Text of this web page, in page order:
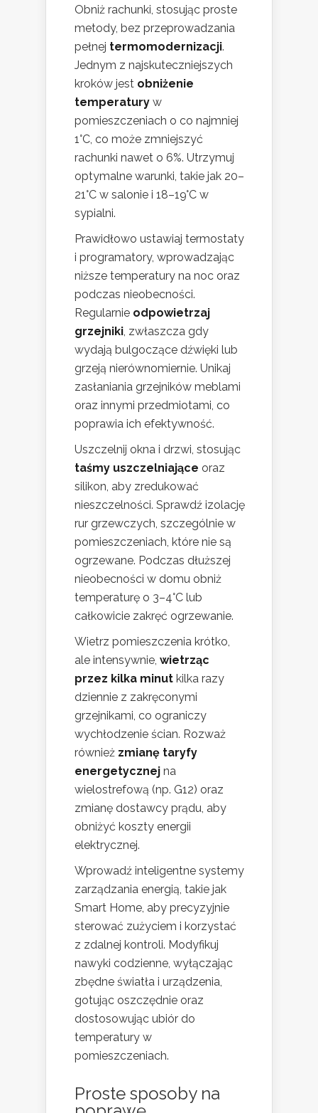
Obniż rachunki, stosując proste
metody, bez przeprowadzania
pełnej termomodernizacji.
Jednym z najskuteczniejszych
kroków jest obniżenie
temperatury w
pomieszczeniach o co najmniej
1°C, co może zmniejszyć
rachunki nawet o 6%. Utrzymuj
optymalne warunki, takie jak 20–
21°C w salonie i 18–19°C w
sypialni.
Prawidłowo ustawiaj termostaty
i programatory, wprowadzając
niższe temperatury na noc oraz
podczas nieobecności.
Regularnie odpowietrzaj
grzejniki , zwłaszcza gdy
wydają bulgoczące dźwięki lub
grzeją nierównomiernie. Unikaj
zasłaniania grzejników meblami
oraz innymi przedmiotami, co
poprawia ich efektywność.
Uszczelnij okna i drzwi, stosując
taśmy uszczelniające oraz
silikon, aby zredukować
nieszczelności. Sprawdź izolację
rur grzewczych, szczególnie w
pomieszczeniach, które nie są
ogrzewane. Podczas dłuższej
nieobecności w domu obniż
temperaturę o 3–4°C lub
całkowicie zakręć ogrzewanie.
Wietrz pomieszczenia krótko,
ale intensywnie, wietrząc
przez kilka minut kilka razy
dziennie z zakręconymi
grzejnikami, co ograniczy
wychłodzenie ścian. Rozważ
również zmianę taryfy
energetycznej na
wielostrefową (np. G12) oraz
zmianę dostawcy prądu, aby
obniżyć koszty energii
elektrycznej.
Wprowadź inteligentne systemy
zarządzania energią, takie jak
Smart Home, aby precyzyjnie
sterować zużyciem i korzystać
z zdalnej kontroli. Modyfikuj
nawyki codzienne, wyłączając
zbędne światła i urządzenia,
gotując oszczędnie oraz
dostosowując ubiór do
temperatury w
pomieszczeniach.
Proste sposoby na